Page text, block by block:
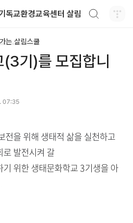
독교환경교육센터 살림
는 살림스쿨
기)를 모집합니
07:35
전을 위해 생태적 삶을 실천하고
로 발전시켜 갈
위한 생태문화학교 3기생을 아